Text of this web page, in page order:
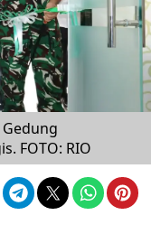
FOTO: RIO